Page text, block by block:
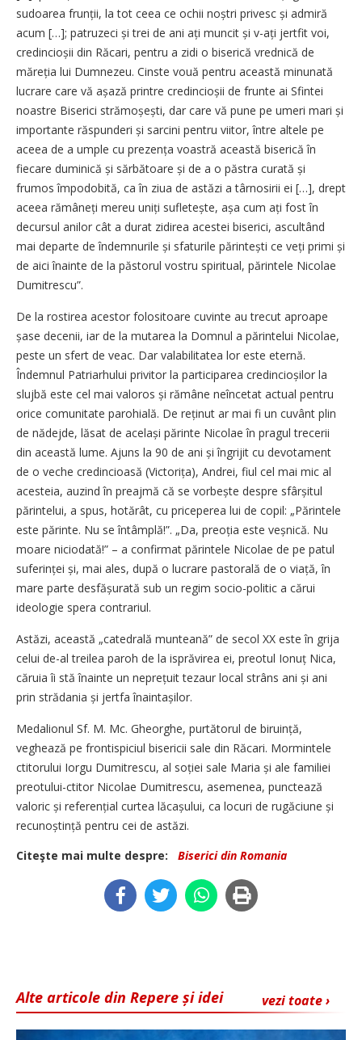
sudoarea frunții, la tot ceea ce ochii noștri privesc și admiră
acum […]; patruzeci și trei de ani ați muncit și v-ați jertfit voi,
credincioșii din Răcari, pentru a zidi o biserică vrednică de
măreția lui Dumnezeu. Cinste vouă pentru această minunată
lucrare care vă așază printre credincioșii de frunte ai Sfintei
noastre Biserici strămoșești, dar care vă pune pe umeri mari și
importante răspunderi și sarcini pentru viitor, între altele pe
aceea de a umple cu prezența voastră această biserică în
fiecare duminică și sărbătoare și de a o păstra curată și
frumos împodobită, ca în ziua de astăzi a târnosirii ei […], drept
aceea rămâneți mereu uniți sufletește, așa cum ați fost în
decursul anilor cât a durat zidirea acestei biserici, ascultând
mai departe de îndemnurile și sfaturile părintești ce veți primi și
de aici înainte de la păstorul vostru spiritual, părintele Nicolae
Dumitrescu”.
De la rostirea acestor folositoare cuvinte au trecut aproape
șase decenii, iar de la mutarea la Domnul a părintelui Nicolae,
peste un sfert de veac. Dar valabilitatea lor este eternă.
Îndemnul Patriarhului privitor la participarea credincioșilor la
slujbă este cel mai valoros și rămâne neîncetat actual pentru
orice comunitate parohială. De reținut ar mai fi un cuvânt plin
de nădejde, lăsat de același părinte Nicolae în pragul trecerii
din această lume. Ajuns la 90 de ani și îngrijit cu devotament
de o veche credincioasă (Victorița), Andrei, fiul cel mai mic al
acesteia, auzind în preajmă că se vorbește despre sfârșitul
părintelui, a spus, hotărât, cu priceperea lui de copil: „Părintele
este părinte. Nu se întâmplă!”. „Da, preoția este veșnică. Nu
moare niciodată!” – a confirmat părintele Nicolae de pe patul
suferinței și, mai ales, după o lucrare pastorală de o viață, în
mare parte desfășurată sub un regim socio-politic a cărui
ideologie spera contrariul.
Astăzi, această „catedrală munteană” de secol XX este în grija
celui de-al treilea paroh de la isprăvirea ei, preotul Ionuț Nica,
căruia îi stă înainte un neprețuit tezaur local strâns ani și ani
prin strădania și jertfa înaintașilor.
Medalionul Sf. M. Mc. Gheorghe, purtătorul de biruință,
veghează pe frontispiciul bisericii sale din Răcari. Mormintele
ctitorului Iorgu Dumitrescu, al soției sale Maria și ale familiei
preotului-ctitor Nicolae Dumitrescu, asemenea, punctează
valoric și referențial curtea lăcașului, ca locuri de rugăciune și
recunoștință pentru cei de astăzi.
Citeşte mai multe despre:
Biserici din Romania
vezi toate ›
Alte articole din Repere și idei